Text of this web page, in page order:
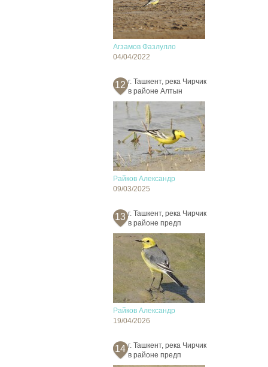
Агзамов Фазлулло
04/04/2022
12 г. Ташкент, река Чирчик
в районе Алтын
Райков Александр
09/03/2025
13 г. Ташкент, река Чирчик
в районе предп
Райков Александр
19/04/2026
14 г. Ташкент, река Чирчик
в районе предп